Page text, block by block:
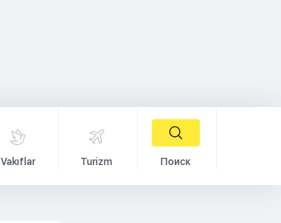
Vakıflar Turizm Поиск